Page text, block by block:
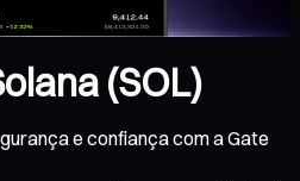
(SOL)
e confiança com a Gate